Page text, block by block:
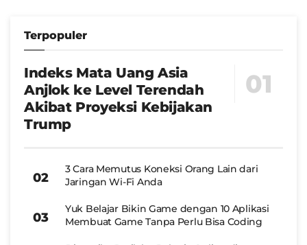
Terpopuler
Indeks Mata Uang Asia
Anjlok ke Level Terendah
Akibat Proyeksi Kebijakan
Trump
3 Cara Memutus Koneksi Orang Lain dari
Jaringan Wi-Fi Anda
Yuk Belajar Bikin Game dengan 10 Aplikasi
Membuat Game Tanpa Perlu Bisa Coding